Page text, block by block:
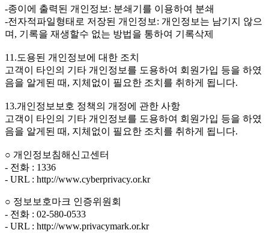
-종이에 출력된 개인정보: 분쇄기를 이용하여 분쇄
-전자적파일형태로 저장된 개인정보: 개인정보는 남기지 않으
며, 기록을 재생할수 없는 방법을 통하여 기록삭제
11.도용된 개인정보에 대한 조치
고객이 타인의 기타 개인정보를 도용하여 회원가입 등을 하였
음을 알게된 때, 지체없이 필요한 조치를 취하게 됩니다.
13.개인정보보호 정책의 개정에 관한 사항
고객이 타인의 기타 개인정보를 도용하여 회원가입 등을 하였
음을 알게된 때, 지체없이 필요한 조치를 취하게 됩니다.
○ 개인정보침해신고센터
- 전화 : 1336
- URL : http://www.cyberprivacy.or.kr
○ 정보보호마크 인증위원회
- 전화 : 02-580-0533
- URL : http://www.privacymark.or.kr